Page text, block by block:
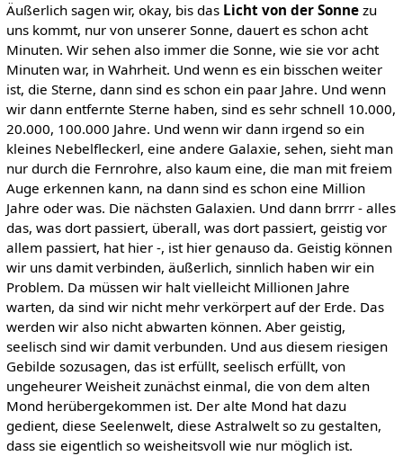
Äußerlich sagen wir, okay, bis das Licht von der Sonnezu
uns kommt, nur von unserer Sonne, dauert es schon acht
Minuten. Wir sehen also immer die Sonne, wie sie vor acht
Minuten war, in Wahrheit. Und wenn es ein bisschen weiter
ist, die Sterne, dann sind es schon ein paar Jahre. Und wenn
wir dann entfernte Sterne haben, sind es sehr schnell 10.000,
20.000, 100.000 Jahre. Und wenn wir dann irgend so ein
kleines Nebelfleckerl, eine andere Galaxie, sehen, sieht man
nur durch die Fernrohre, also kaum eine, die man mit freiem
Auge erkennen kann, na dann sind es schon eine Million
Jahre oder was. Die nächsten Galaxien. Und dann brrrr - alles
das, was dort passiert, überall, was dort passiert, geistig vor
allem passiert, hat hier -, ist hier genauso da. Geistig können
wir uns damit verbinden, äußerlich, sinnlich haben wir ein
Problem. Da müssen wir halt vielleicht Millionen Jahre
warten, da sind wir nicht mehr verkörpert auf der Erde. Das
werden wir also nicht abwarten können. Aber geistig,
seelisch sind wir damit verbunden. Und aus diesem riesigen
Gebilde sozusagen, das ist erfüllt, seelisch erfüllt, von
ungeheurer Weisheit zunächst einmal, die von dem alten
Mond herübergekommen ist. Der alte Mond hat dazu
gedient, diese Seelenwelt, diese Astralwelt so zu gestalten,
dass sie eigentlich so weisheitsvoll wie nur möglich ist.